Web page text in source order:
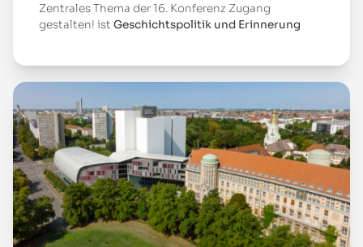
Zentrales Thema der 16. Konferenz Zugang
gestalten! ist Geschichtspolitik und Erinnerung
Mehr